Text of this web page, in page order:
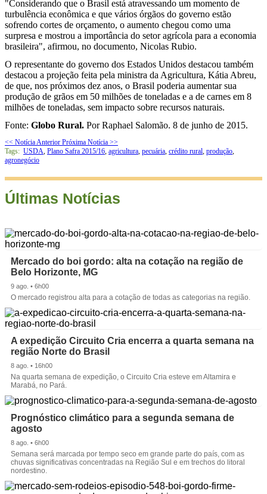
"Considerando que o Brasil está atravessando um momento de
turbulência econômica e que vários órgãos do governo estão
sofrendo cortes de orçamento, o aumento chegou como uma
surpresa e mostrou a importância do setor agrícola para a economia
brasileira", afirmou, no documento, Nicolas Rubio.
O representante do governo dos Estados Unidos destacou também
destacou a projeção feita pela ministra da Agricultura, Kátia Abreu,
de que, nos próximos dez anos, o Brasil poderia aumentar sua
produção de grãos em 50 milhões de toneladas e a de carnes em 8
milhões de toneladas, sem impacto sobre recursos naturais.
Fonte: Globo Rural. Por Raphael Salomão. 8 de junho de 2015.
<< Notícia Anterior Próxima Notícia >>
Tags: USDA, Plano Safra 2015/16, agricultura, pecuária, crédito rural, produção,
agronegócio
Últimas Notícias
Mercado do boi gordo: alta na cotação na região de
Belo Horizonte, MG
9 ago. • 6h00
O mercado registrou alta para a cotação de todas as categorias na região.
A expedição Circuito Cria encerra a quarta semana na
região Norte do Brasil
8 ago. • 16h00
Na quarta semana de expedição, o Circuito Cria esteve em Altamira e
Marabá, no Pará.
Prognóstico climático para a segunda semana de
agosto
8 ago. • 6h00
Semana será marcada por tempo seco em grande parte do país, com as
chuvas significativas concentradas na Região Sul e em trechos do litoral
nordestino.